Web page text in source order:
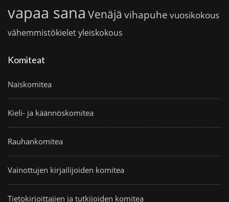
vapaa sana Venäjä vihapuhe vuosikokous
vähemmistökieletyleiskokous
Komiteat
Naiskomitea
Kieli- ja käännöskomitea
Rauhankomitea
Vainottujen kirjailijoiden komitea
Tietokirjoittajien ja tutkijoiden komitea